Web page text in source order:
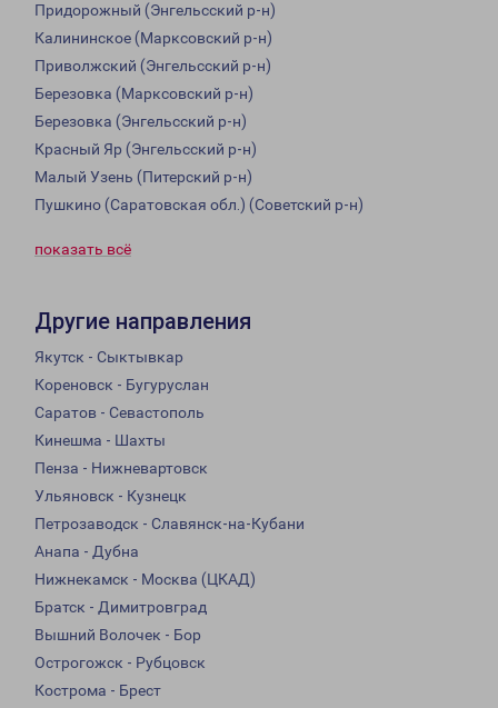
Придорожный (Энгельсский р-н)
Калининское (Марксовский р-н)
Приволжский (Энгельсский р-н)
Березовка (Марксовский р-н)
Березовка (Энгельсский р-н)
Красный Яр (Энгельсский р-н)
Малый Узень (Питерский р-н)
Пушкино (Саратовская обл.) (Советский р-н)
показать всё
Другие направления
Якутск - Сыктывкар
Кореновск - Бугуруслан
Саратов - Севастополь
Кинешма - Шахты
Пенза - Нижневартовск
Ульяновск - Кузнецк
Петрозаводск - Славянск-на-Кубани
Анапа - Дубна
Нижнекамск - Москва (ЦКАД)
Братск - Димитровград
Вышний Волочек - Бор
Острогожск - Рубцовск
Кострома - Брест